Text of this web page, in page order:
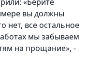
вы должны
нет, все остальное
мы забываем
на прощание», -